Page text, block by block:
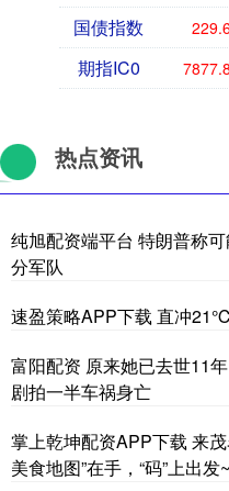
国债指数
期指IC0
热点资讯
纯旭配资端平台 特朗普称
分军队
速盈策略APP下载 直冲
富阳配资 原来她已去世11
剧拍一半车祸身亡
掌上乾坤配资APP下载 来
美食地图”在手，“码”上出发~